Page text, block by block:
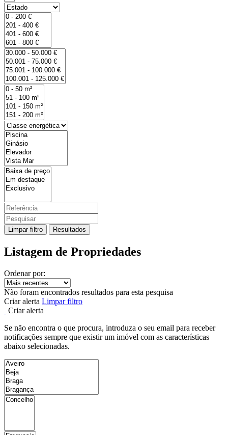
Limpar filtro Resultados
Listagem de Propriedades
Ordenar por:
Não foram encontrados resultados para esta pesquisa
Criar alerta Limpar filtro
Criar alerta
Se não encontra o que procura, introduza o seu email para receber
notificações sempre que existir um imóvel com as características
abaixo selecionadas.